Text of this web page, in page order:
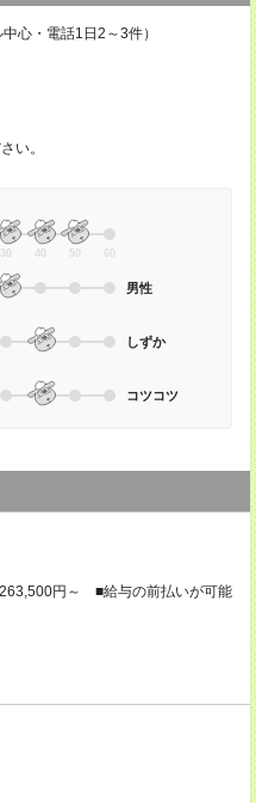
心・電話1日2～3件）
い。
30 40 50 60
男性
しずか
コツコツ
円～ ■給与の前払いが可能